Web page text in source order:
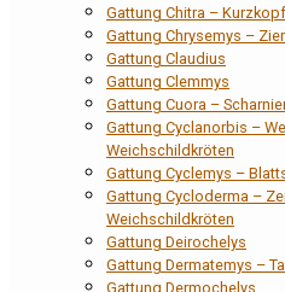
Gattung Chitra –
Gattung Chrysemys –
Gattung Claudius
Gattung Clemmys
Gattung Cuora –
Gattung Cyclanorbis –
Weichschildkröten
Gattung Cyclemys –
Gattung Cycloderma –
Weichschildkröten
Gattung Deirochelys
Gattung Dermatemys –
Gattung Dermochelys